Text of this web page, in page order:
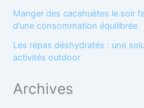
Manger des cacahuètes le soir
d’une consommation équilibrée
Les repas déshydratés : une
activités outdoor
Archives